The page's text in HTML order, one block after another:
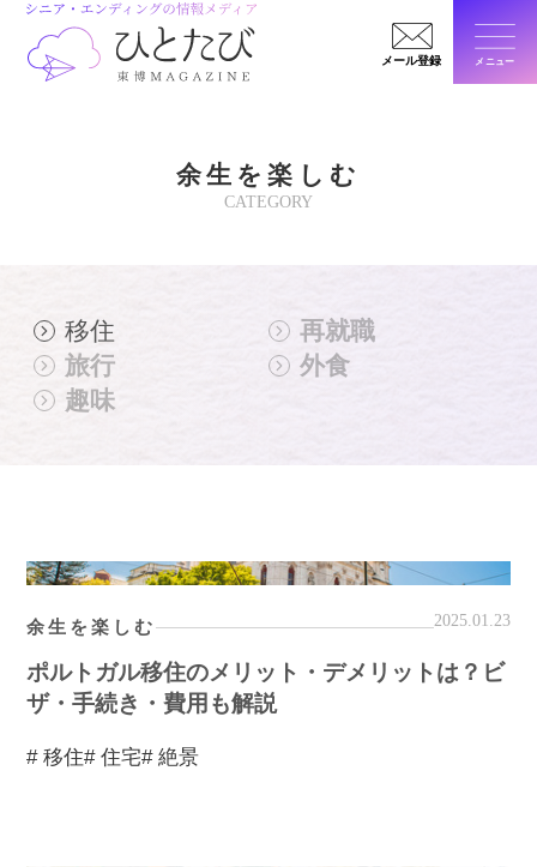
メール登録 メニュー
CATEGORY
余生を楽しむ
移住
再就職
旅行
外食
趣味
余生を楽しむ 2025.01.23
ポルトガル移住のメリット・デメリットは？ビ
ザ・手続き・費用も解説
# 移住# 住宅# 絶景